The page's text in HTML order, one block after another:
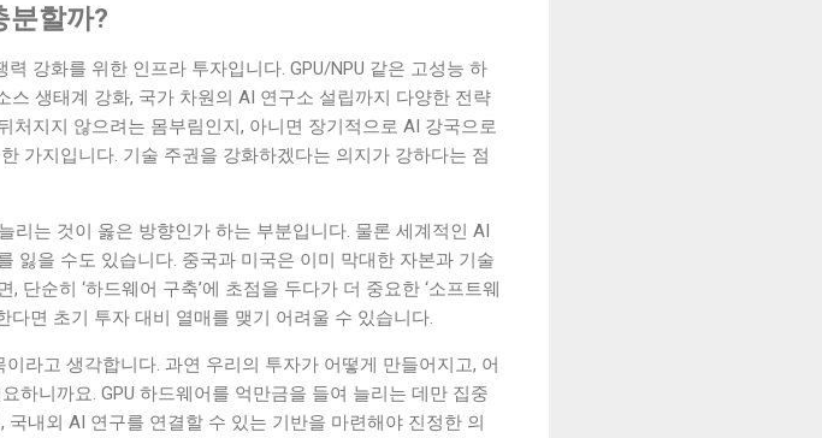
분할까?
강화를 위한 인프라 투자입니다. GPU/NPU 같은 고성능 하
생태계 강화, 국가 차원의 AI 연구소 설립까지 다양한 전략
지지 않으려는 몸부림인지, 아니면 장기적으로 AI 강국으로
가지입니다. 기술 주권을 강화하겠다는 의지가 강하다는 점
는 것이 옳은 방향인가 하는 부분입니다. 물론 세계적인 AI
잃을 수도 있습니다. 중국과 미국은 이미 막대한 자본과 기술
순히 ‘하드웨어 구축’에 초점을 두다가 더 중요한 ‘소프트웨
다면 초기 투자 대비 열매를 맺기 어려울 수 있습니다.
라고 생각합니다. 과연 우리의 투자가 어떻게 만들어지고, 어
하니까요. GPU 하드웨어를 억만금을 들여 늘리는 데만 집중
내외 AI 연구를 연결할 수 있는 기반을 마련해야 진정한 의